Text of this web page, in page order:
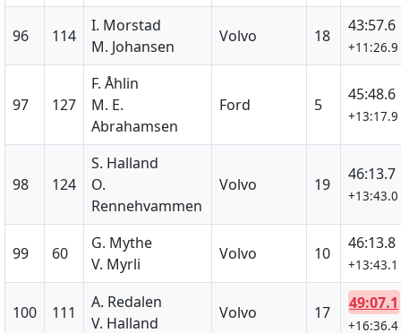
96 114
I. Morstad
M. Johansen
Volvo 18
43:57.6
+11:26.9
97 127
F. Åhlin
M. E.
Abrahamsen
Ford 5
45:48.6
+13:17.9
98 124
S. Halland
O.
Rennehvammen
Volvo 19
46:13.7
+13:43.0
99 60
G. Mythe
V. Myrli
Volvo 10
46:13.8
+13:43.1
100 111
A. Redalen
V. Halland
Volvo 17
49:07.1
+16:36.4